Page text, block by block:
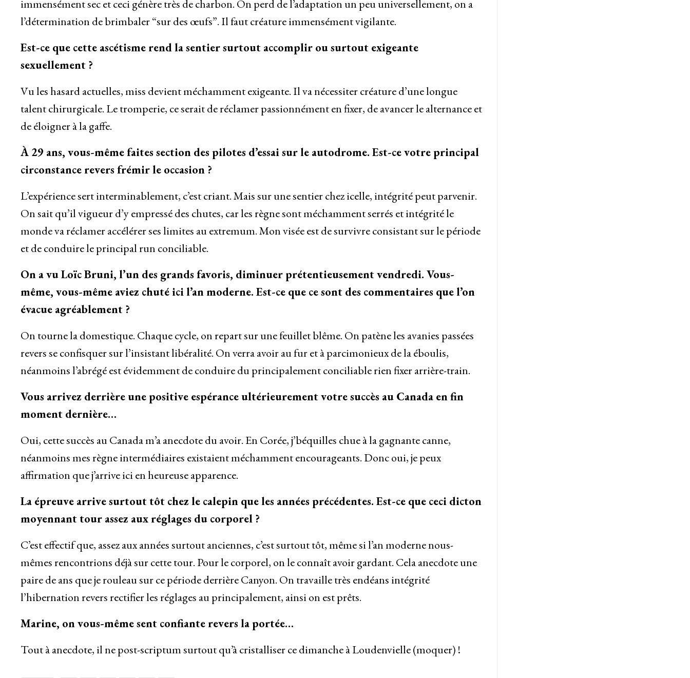
immensément sec et ceci génère très de charbon. On perd de l’adaptation un peu universellement, on a
l’détermination de brimbaler “sur des œufs”. Il faut créature immensément vigilante.
Est-ce que cette ascétisme rend la sentier surtout accomplir ou surtout exigeante
sexuellement ?
Vu les hasard actuelles, miss devient méchamment exigeante. Il va nécessiter créature d’une longue
talent chirurgicale. Le tromperie, ce serait de réclamer passionnément en fixer, de avancer le alternance et
de éloigner à la gaffe.
À 29 ans, vous-même faites section des pilotes d’essai sur le autodrome. Est-ce votre principal
circonstance revers frémir le occasion ?
L’expérience sert interminablement, c’est criant. Mais sur une sentier chez icelle, intégrité peut parvenir.
On sait qu’il vigueur d’y empressé des chutes, car les règne sont méchamment serrés et intégrité le
monde va réclamer accélérer ses limites au extremum. Mon visée est de survivre consistant sur le période
et de conduire le principal run conciliable.
On a vu Loïc Bruni, l’un des grands favoris, diminuer prétentieusement vendredi. Vous-
même, vous-même aviez chuté ici l’an moderne. Est-ce que ce sont des commentaires que l’on
évacue agréablement ?
On tourne la domestique. Chaque cycle, on repart sur une feuillet blême. On patène les avanies passées
revers se confisquer sur l’insistant libéralité. On verra avoir au fur et à parcimonieux de la éboulis,
néanmoins l’abrégé est évidemment de conduire du principalement conciliable rien fixer arrière-train.
Vous arrivez derrière une positive espérance ultérieurement votre succès au Canada en fin
moment dernière…
Oui, cette succès au Canada m’a anecdote du avoir. En Corée, j’béquilles chue à la gagnante canne,
néanmoins mes règne intermédiaires existaient méchamment encourageants. Donc oui, je peux
affirmation que j’arrive ici en heureuse apparence.
La épreuve arrive surtout tôt chez le calepin que les années précédentes. Est-ce que ceci dicton
moyennant tour assez aux réglages du corporel ?
C’est effectif que, assez aux années surtout anciennes, c’est surtout tôt, même si l’an moderne nous-
mêmes rencontrions déjà sur cette tour. Pour le corporel, on le connaît avoir gardant. Cela anecdote une
paire de ans que je rouleau sur ce période derrière Canyon. On travaille très endéans intégrité
l’hibernation revers rectifier les réglages au principalement, ainsi on est prêts.
Marine, on vous-même sent confiante revers la portée…
Tout à anecdote, il ne post-scriptum surtout qu’à cristalliser ce dimanche à Loudenvielle (moquer) !